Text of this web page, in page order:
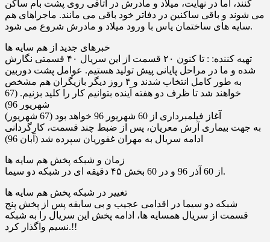
کنند، اما در نهایت، میلاد و مادرش در اتاقى روى پشت بام ساکن
مى شوند و باقى ساکنین در دفاتر خود باقى مى مانند. ماجراهاى هم
سایه هاى ساختمان یاس با ورود میلاد و مادرش شروع مى شود.
خبرهای جدید از هم سایه ها
تهیه کننده: : تا کنون ۲۰ قسمت از این سریال ۴۰ قسمتی نگارش
شده و ما در مراحل پایانی پیش تولید هستیم. عوامل پشت دوربین
به طور کامل انتخاب شدند و ۴ روز دیگر بازیگران هم مشخص
خواهند شد تا ظرف دو هفته آینده بتوانیم کار را کلید بزنیم. (67
شهریور 96)
آغاز فیلمبرداری از 60 شهریور 96 خواهد بود (67 شهریور)
به جهت بیماری آرش معریان، پس از ضبط چند قسمت، کارگردانی
ادامه سریال به مهران غفوریان سپرده شد (آبان 96)
زمان و شبکه پخش هم سایه ها
از 60 آذر 96 و در 60 بخش ۴۵ دقیقه ای در شبکه دو سیما.
تغییر در شبکه پخش هم سایه ها
شبكه دو سيما در اقدامی عجيب و بی سابقه پس از پخش پنج
قسمت از سريال همسايه ها، ادامه پخش اين سريال را به شبكه
نسيم واگذار كرد.!!